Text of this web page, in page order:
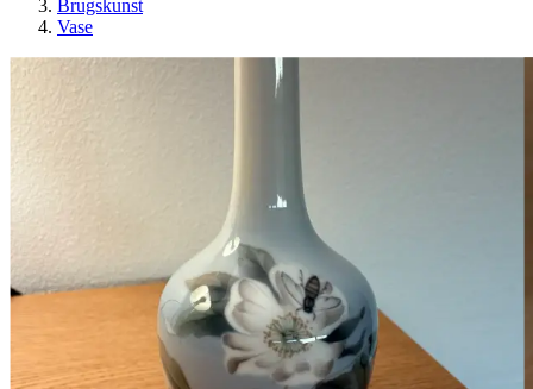
Brugskunst
Vase